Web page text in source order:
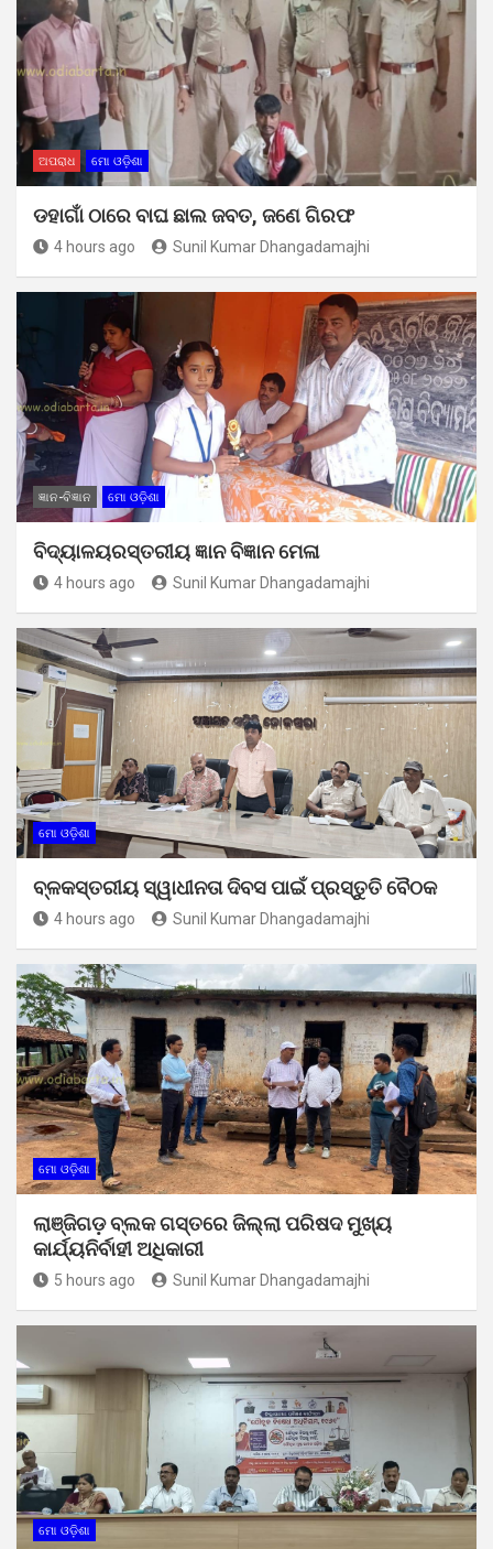
ଅପରାଧ ମୋ ଓଡ଼ିଶା
ଡହାଗାଁ ଠାରେ ବାଘ ଛାଲ ଜବତ, ଜଣେ ଗିରଫ
4 hours ago Sunil Kumar Dhangadamajhi
ଜ୍ଞାନ-ବିଜ୍ଞାନ ମୋ ଓଡ଼ିଶା
ବିଦ୍ୟାଳୟରସ୍ତରୀୟ ଜ୍ଞାନ ବିଜ୍ଞାନ ମେଳା
4 hours ago Sunil Kumar Dhangadamajhi
ମୋ ଓଡ଼ିଶା
ବ୍ଳକସ୍ତରୀୟ ସ୍ୱାଧୀନତା ଦିବସ ପାଇଁ ପ୍ରସ୍ତୁତି ବୈଠକ
4 hours ago Sunil Kumar Dhangadamajhi
ମୋ ଓଡ଼ିଶା
ଲାଞ୍ଜିଗଡ଼ ବ୍ଲକ ଗସ୍ତରେ ଜିଲ୍ଲା ପରିଷଦ ମୁଖ୍ୟ
କାର୍ଯ୍ୟନିର୍ବାହୀ ଅଧିକାରୀ
5 hours ago Sunil Kumar Dhangadamajhi
ମୋ ଓଡ଼ିଶା